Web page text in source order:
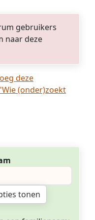
gebruikers
naar deze
deze
(onder)zoekt
tonen